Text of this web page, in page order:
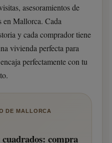
asesoramientos de
en Mallorca. Cada
y cada comprador tiene
vivienda perfecta para
perfectamente con tu
DE MALLORCA
compra